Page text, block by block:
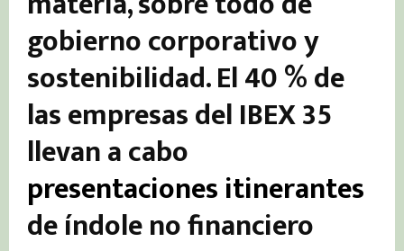
gobierno corporativo y
sostenibilidad. El 40 % de
las empresas del IBEX 35
llevan a cabo
presentaciones itinerantes
de índole no financiero